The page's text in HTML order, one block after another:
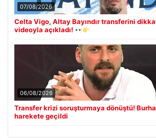
07/08/2026
Celta Vigo, Altay Bayındır transferini
videoyla açıkladı!
06/08/2026
Transfer krizi soruşturmaya dönüştü!
harekete geçildi